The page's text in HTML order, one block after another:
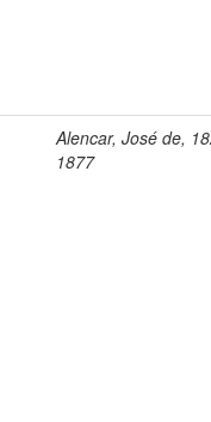
Alencar, José de,
1877